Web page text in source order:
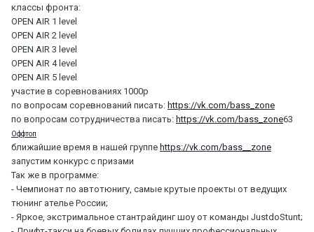
классы фронта:
OPEN AIR 1 level
OPEN AIR 2 level
OPEN AIR 3 level
OPEN AIR 4 level
OPEN AIR 5 level
участие в соревнованиях 1000р
по вопросам соревнований писать: https://vk.com/bass_zone
по вопросам сотрудничества писать: https://vk.com/bass_zone63
Оффтоп
ближайшие время в нашей группе https://vk.com/bass__zone
запустим конкурс с призами
Так же в программе:
- Чемпионат по автотюнигу, самые крутые проекты от ведущих
тюнинг ателье России;
- Яркое, экстримальное стантрайдинг шоу от команды JustdoStunt;